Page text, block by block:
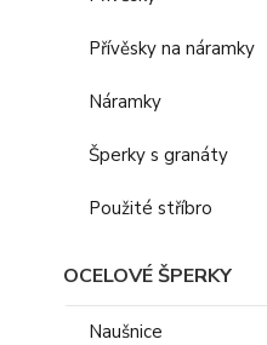
Přívěsky na náramky
Náramky
Šperky s granáty
Použité stříbro
OCELOVÉ ŠPERKY
Naušnice